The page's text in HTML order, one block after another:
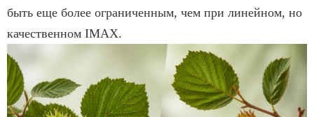
быть еще более ограниченным, чем при линейном, но
качественном IMAX.